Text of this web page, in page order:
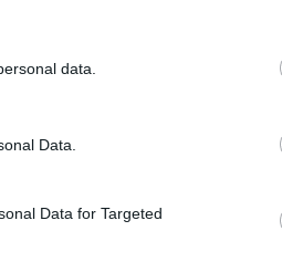
data.
Data.
Data for Targeted
Guilfoyle
αμερικανικά όσο η
όσο οι χρυσές αψίδες